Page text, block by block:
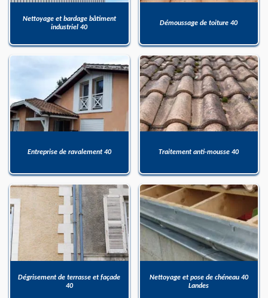
Nettoyage et bardage bâtiment
industriel 40
Démoussage de toiture 40
Entreprise de ravalement 40 Traitement anti-mousse 40
Dégrisement de terrasse et façade
40
Nettoyage et pose de chéneau 40
Landes